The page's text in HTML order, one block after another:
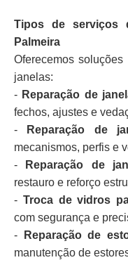
Tipos de serviços
Palmeira
Oferecemos
janelas:
- Reparação de
fechos, ajustes e
-
Reparação de
mecanismos, perfis e
-
Reparação de
restauro e reforço
- Troca de vidros
com segurança e
-
Reparação de
manutenção de